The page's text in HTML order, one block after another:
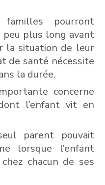
pourront
peu plus long avant
la situation de leur
de santé nécessite
la durée.
concerne
l’enfant vit en
parent pouvait
lorsque l’enfant
chacun de ses